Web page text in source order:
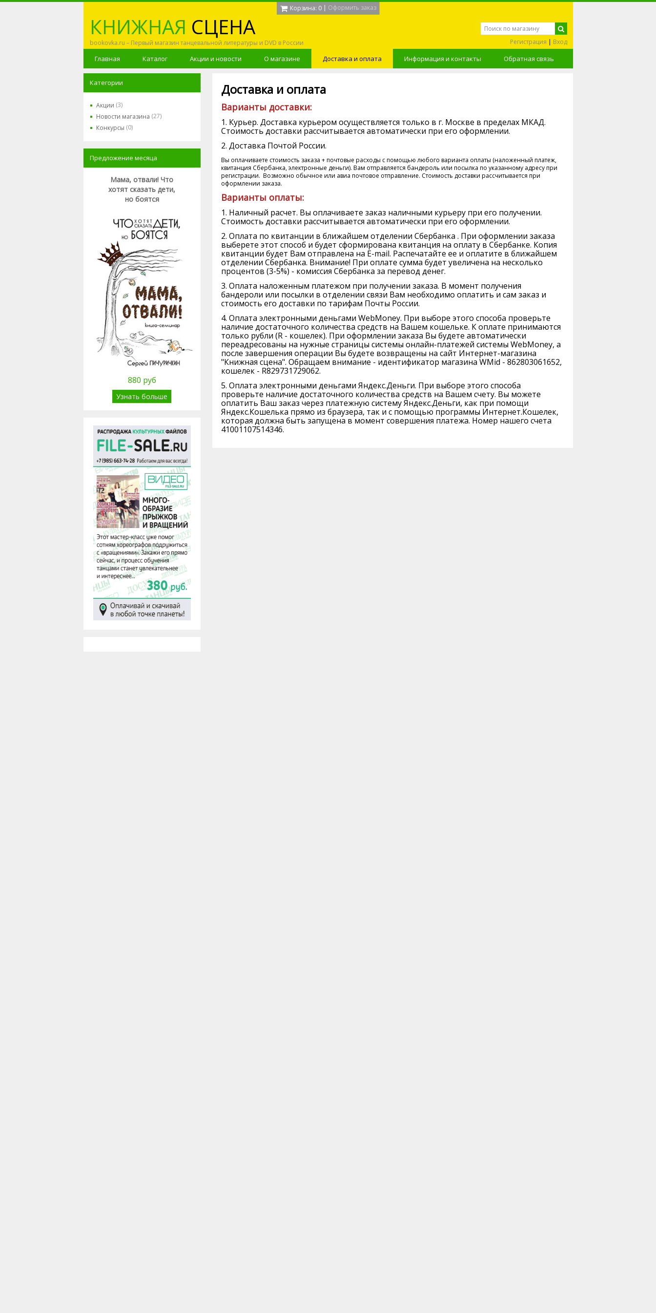
Корзина: 0| Оформить заказ
КНИЖНАЯ СЦЕНА
bookovka.ru – Первый магазин танцевальной литературы и DVD в России
Главная Каталог Акции и новости О магазине Доставка и оплата Информация и контакты Обратная связь
Регистрация | Вход
Доставка и оплата
Варианты доставки:
1. Курьер. Доставка курьером осуществляется только в г. Москве в пределах МКАД.
Стоимость доставки рассчитывается автоматически при его оформлении.
2. Доставка Почтой России.
Вы оплачиваете стоимость заказа + почтовые расходы с помощью любого варианта оплаты (наложенный платеж,
квитанция Сбербанка, электронные деньги). Вам отправляется бандероль или посылка по указанному адресу при
регистрации. Возможно обычное или авиа почтовое отправление. Стоимость доставки рассчитывается при
оформлении заказа.
Варианты оплаты:
1. Наличный расчет. Вы оплачиваете заказ наличными курьеру при его получении.
Стоимость доставки рассчитывается автоматически при его оформлении.
2. Оплата по квитанции в ближайшем отделении Сбербанка . При оформлении заказа
выберете этот способ и будет сформирована квитанция на оплату в Сбербанке. Копия
квитанции будет Вам отправлена на E-mail. Распечатайте ее и оплатите в ближайшем
отделении Сбербанка. Внимание! При оплате сумма будет увеличена на несколько
процентов (3-5%) - комиссия Сбербанка за перевод денег.
3. Оплата наложенным платежом при получении заказа. В момент получения
бандероли или посылки в отделении связи Вам необходимо оплатить и сам заказ и
стоимость его доставки по тарифам Почты России.
4. Оплата электронными деньгами WebMoney. При выборе этого способа проверьте
наличие достаточного количества средств на Вашем кошельке. К оплате принимаются
только рубли (R - кошелек). При оформлении заказа Вы будете автоматически
переадресованы на нужные страницы системы онлайн-платежей системы WebMoney, а
после завершения операции Вы будете возвращены на сайт Интернет-магазина
"Книжная сцена". Обращаем внимание - идентификатор магазина WMid - 862803061652,
кошелек - R829731729062.
5. Оплата электронными деньгами Яндекс.Деньги. При выборе этого способа
проверьте наличие достаточного количества средств на Вашем счету. Вы можете
оплатить Ваш заказ через платежную систему Яндекс.Деньги, как при помощи
Яндекс.Кошелька прямо из браузера, так и с помощью программы Интернет.Кошелек,
которая должна быть запущена в момент совершения платежа. Номер нашего счета
41001107514346.
Категории
Акции (3)
Новости магазина (27)
Конкурсы (0)
Предложение месяца
Мама, отвали! Что
хотят сказать дети,
но боятся
880 руб
Узнать больше